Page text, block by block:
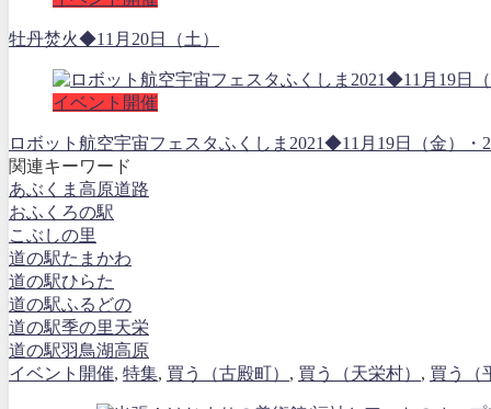
牡丹焚火◆11月20日（土）
イベント開催
ロボット航空宇宙フェスタふくしま2021◆11月19日（金
関連キーワード
あぶくま高原道路
おふくろの駅
こぶしの里
道の駅たまかわ
道の駅ひらた
道の駅ふるどの
道の駅季の里天栄
道の駅羽鳥湖高原
イベント開催, 特集, 買う（古殿町） , 買う（天栄村） , 買う（